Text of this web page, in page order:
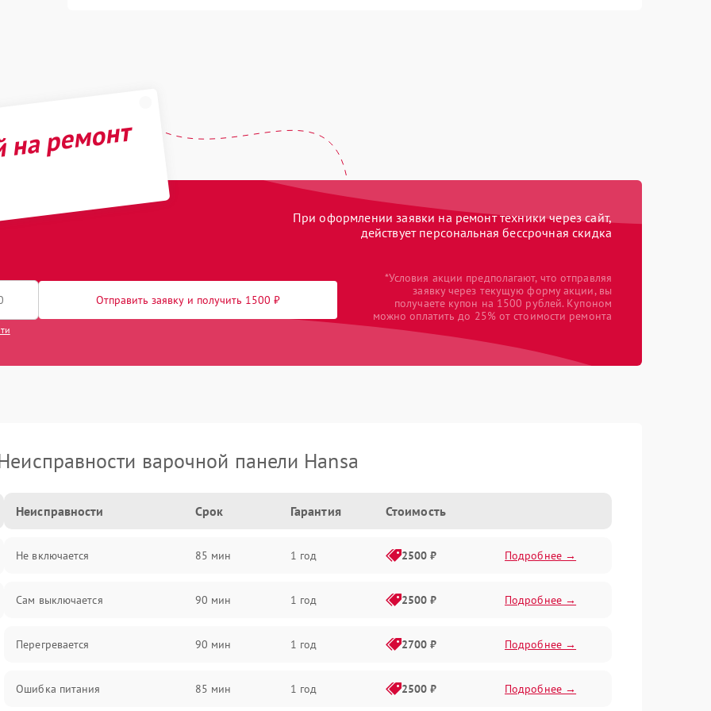
ремонт
При оформлении заявки на ремонт техники через сайт,
действует персональная бессрочная скидка
Отправить заявку и получить 1500 ₽
*Условия акции предполагают, что отправляя
заявку через текущую форму акции, вы
получаете купон на 1500 рублей. Купоном
можно оплатить до 25% от стоимости ремонта
варочной панели Hansa
Неисправности Срок Гарантия Стоимость
Не включается 85 мин 1 год 2500 ₽ Подробнее →
Сам выключается 90 мин 1 год 2500 ₽ Подробнее →
Перегревается 90 мин 1 год 2700 ₽ Подробнее →
Ошибка питания 85 мин 1 год 2500 ₽ Подробнее →